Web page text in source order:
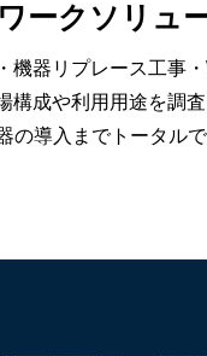
ーク ソリュ
機器リプレース工事
構成や利用用途を調
の導入までトータル